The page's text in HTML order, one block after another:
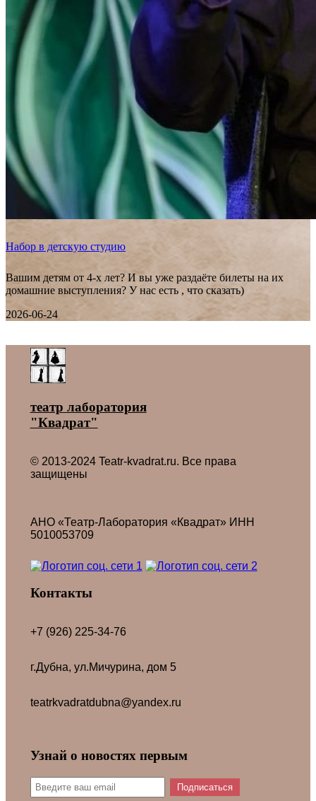
Набор в детскую студию
Вашим детям от 4-х лет? И вы уже раздаёте билеты на их
домашние выступления? У нас есть , что сказать)
2026-06-24
театр лаборатория
"Квадрат"
© 2013-2024 Teatr-kvadrat.ru. Все права
защищены
АНО «Театр-Лаборатория «Квадрат» ИНН
5010053709
Контакты
+7 (926) 225-34-76
г.Дубна, ул.Мичурина, дом 5
teatrkvadratdubna@yandex.ru
Узнай о новостях первым
Подписаться